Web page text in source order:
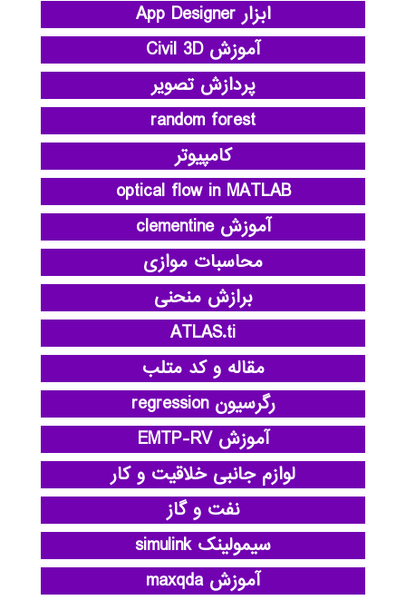
ابزار App Designer
آموزش Civil 3D
پردازش تصویر
random forest
کامپیوتر
optical flow in MATLAB
آموزش clementine
محاسبات موازی
برازش منحنی
ATLAS.ti
مقاله و کد متلب
رگرسیون regression
آموزش EMTP-RV
لوازم جانبی خلاقیت و کار
نفت و گاز
سیمولینک simulink
آموزش maxqda